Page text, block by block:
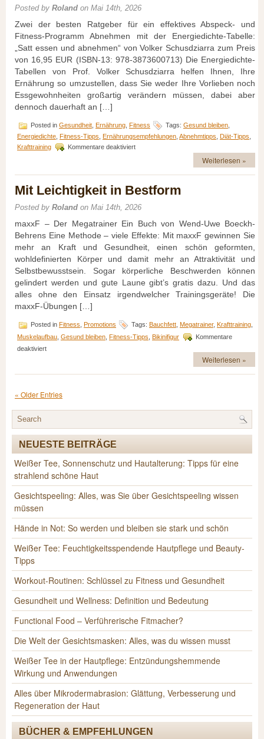
Posted by Roland on Mai 14th, 2026
Zwei der besten Ratgeber für ein effektives Abspeck- und
Fitness-Programm Abnehmen mit der Energiedichte-Tabelle:
„Satt essen und abnehmen“ von Volker Schusdziarra zum Preis
von 16,95 EUR (ISBN-13: 978-3873600713) Die Energiedichte-
Tabellen von Prof. Volker Schusdziarra helfen Ihnen, Ihre
Ernährung so umzustellen, dass Sie weder Ihre Vorlieben noch
Essgewohnheiten großartig verändern müssen, dabei aber
dennoch dauerhaft an […]
Posted in Gesundheit Ernährung Fitness Tags: Gesund bleiben
Energiedichte, Fitness-Tipps, Ernährungsempfehlungen, Abnehmtipps, Diät-Tipps,
Krafttraining
Kommentare deaktiviertfür
Duo,
Sie
wollen
Weiterlesen »
Mit Leichtigkeit in Bestform
Posted by Roland on Mai 14th, 2026
maxxF – Der Megatrainer Ein Buch von Wend-Uwe Boeckh-
Behrens Eine Methode – viele Effekte: Mit maxxF gewinnen Sie
mehr an Kraft und Gesundheit, einen schön geformten,
wohldefinierten Körper und damit mehr an Attraktivität und
Selbstbewusstsein. Sogar körperliche Beschwerden können
gelindert werden und gute Laune gibt’s gratis dazu. Und das
alles ohne den Einsatz irgendwelcher Trainingsgeräte! Die
maxxF-Übungen […]
Posted in Fitness Promotions Tags: Bauchfett Megatrainer, Krafttraining
Muskelaufbau Gesund bleiben Fitness-Tipps Bikinifigur
Kommentare
deaktiviertfür
in
Weiterlesen »
« Older Entries
NEUESTE BEITRÄGE
Weißer Tee, Sonnenschutz und Hautalterung: Tipps für eine
strahlend schöne Haut
Gesichtspeeling: Alles, was Sie über Gesichtspeeling wissen
müssen
Hände in Not: So werden und bleiben sie stark und schön
Weißer Tee: Feuchtigkeitsspendende Hautpflege und Beauty-
Tipps
Workout-Routinen: Schlüssel zu Fitness und Gesundheit
Gesundheit und Wellness: Definition und Bedeutung
Functional Food – Verführerische Fitmacher?
Die Welt der Gesichtsmasken: Alles, was du wissen musst
Weißer Tee in der Hautpflege: Entzündungshemmende
Wirkung und Anwendungen
Alles über Mikrodermabrasion: Glättung, Verbesserung und
Regeneration der Haut
BÜCHER & EMPFEHLUNGEN